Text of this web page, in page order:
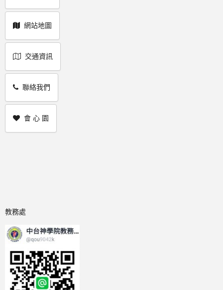
網站地圖
交通資訊
聯絡我們
會 心 園
教務處